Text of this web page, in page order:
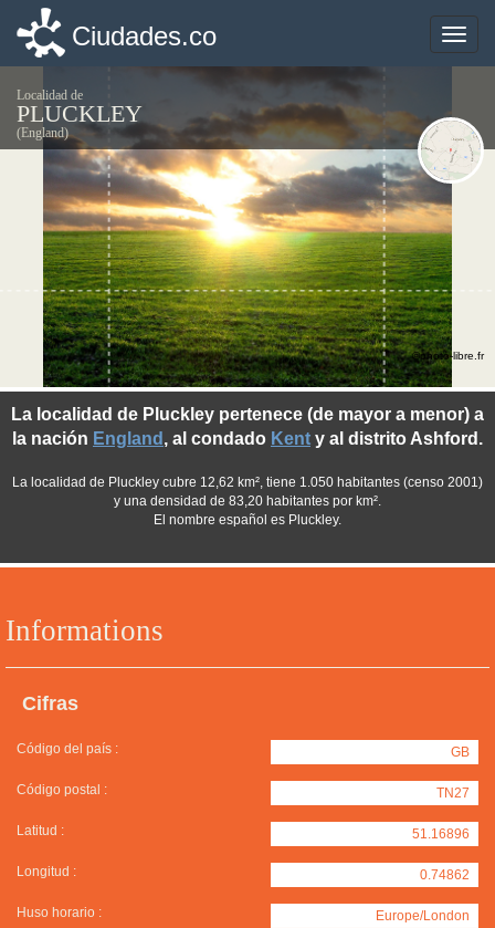
Toggle
Ciudades.co
Localidad de
PLUCKLEY
(England)
Informations
Cifras
Código del país : GB
Código postal : TN27
Latitud : 51.16896
Longitud : 0.74862
Huso horario : Europe/London
La localidad de Pluckley pertenece (de mayor a menor) a
la nación England , al condado Kent y al distrito Ashford.
La localidad de Pluckley cubre 12,62 km², tiene 1.050 habitantes (censo 2001)
y una densidad de 83,20 habitantes por km².
El nombre español es Pluckley.
©photo-libre.fr
Toggle
Ciudades.co